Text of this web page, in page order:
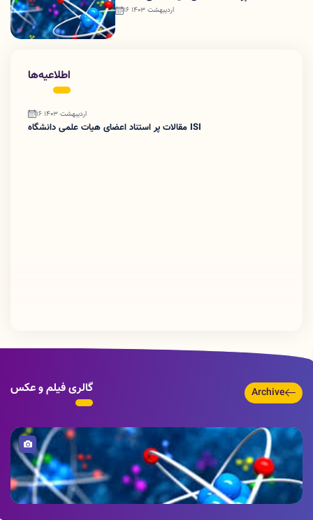
16 اردیبهشت 1403
اطلاعیه‌ها
16 اردیبهشت 1403
مقالات پر استناد اعضای هیات علمی دانشگاه ISI
گالری فیلم و عکس Archive